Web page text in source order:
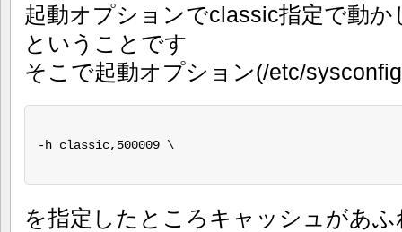
起動オプションでclassic指定で動か
ということです
そこで起動オプション(/etc/
-h classic,500009 \
を指定したところキャッシュがあ